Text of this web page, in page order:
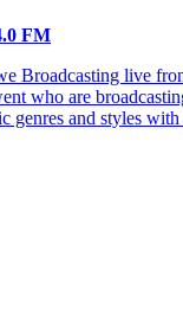
FM
Broadcasting live
who are
genres and styles